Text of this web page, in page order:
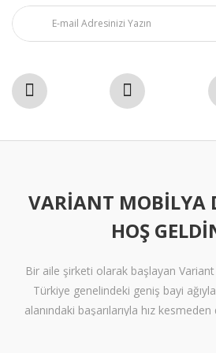
VARIANT MOBILYA
HOŞ
Bir aile şirketi olarak başlayan Variant
Türkiye genelindeki geniş bayi
alanındaki başarılarıyla hız